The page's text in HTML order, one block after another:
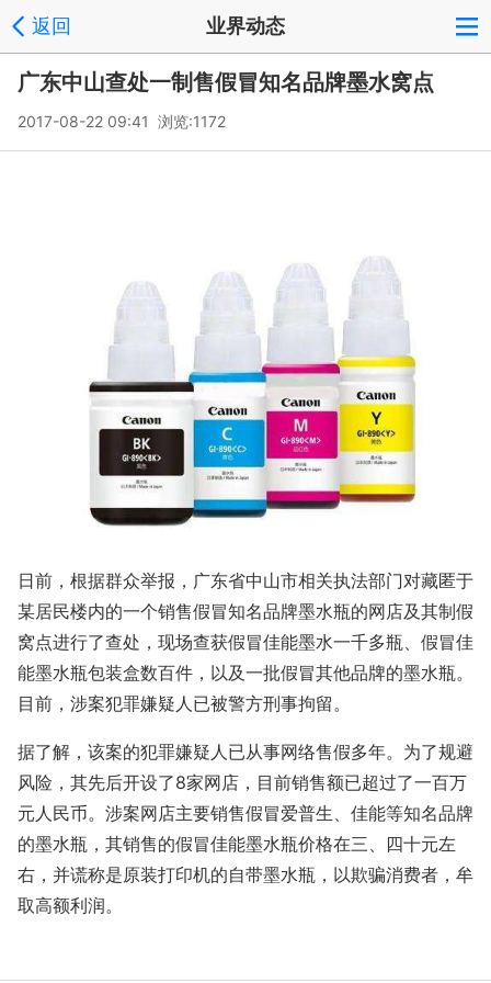
返回 业界动态
广东中山查处一制售假冒知名品牌墨水窝点
2017-08-22 09:41 浏览:1172
日前，根据群众举报，广东省中山市相关执法部门对藏匿于
某居民楼内的一个销售假冒知名品牌墨水瓶的网店及其制假
窝点进行了查处，现场查获假冒佳能墨水一千多瓶、假冒佳
能墨水瓶包装盒数百件，以及一批假冒其他品牌的墨水瓶。
目前，涉案犯罪嫌疑人已被警方刑事拘留。
据了解，该案的犯罪嫌疑人已从事网络售假多年。为了规避
风险，其先后开设了8家网店，目前销售额已超过了一百万
元人民币。涉案网店主要销售假冒爱普生、佳能等知名品牌
的墨水瓶，其销售的假冒佳能墨水瓶价格在三、四十元左
右，并谎称是原装打印机的自带墨水瓶，以欺骗消费者，牟
取高额利润。